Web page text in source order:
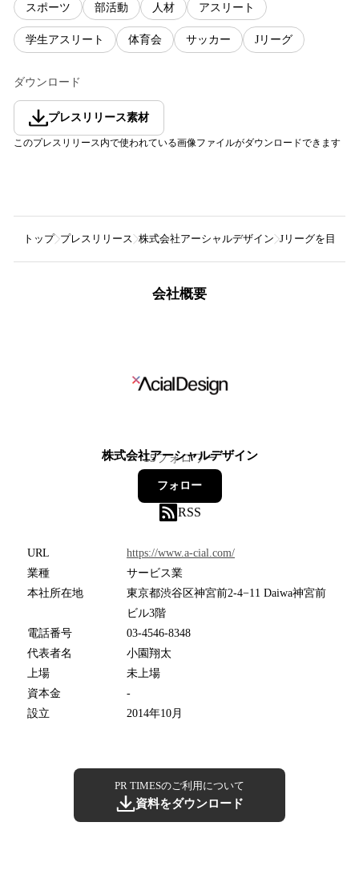
スポーツ 部活動 人材 アスリート
学生アスリート 体育会 サッカー Jリーグ
ダウンロード
プレスリリース素材
このプレスリリース内で使われている画像ファイルがダウンロードできます
トップ プレスリリース 株式会社アーシャルデザイン Jリーグを目指
会社概要
株式会社アーシャルデザイン
15フォロワー
フォロー
RSS
URL
https://www.a-cial.com/
業種
サービス業
本社所在地
東京都渋谷区神宮前2‐4−11 Daiwa神宮前
ビル3階
電話番号
03-4546-8348
代表者名
小園翔太
上場
未上場
資本金
-
設立
2014年10月
PR TIMESのご利用について
資料をダウンロード